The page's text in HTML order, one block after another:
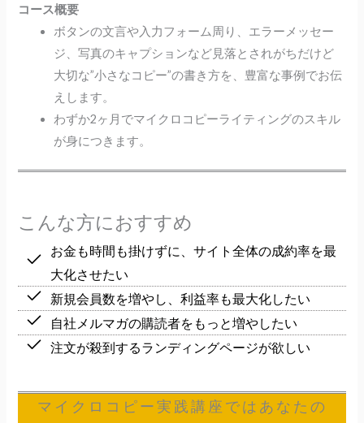
コース概要
ボタンの文言や入力フォーム周り、エラーメッセー
ジ、写真のキャプションなど見落とされがちだけど
大切な”小さなコピー”の書き方を、豊富な事例でお伝
えします。
わずか2ヶ月でマイクロコピーライティングのスキル
が身につきます。
こんな方におすすめ
お金も時間も掛けずに、サイト全体の成約率を最
大化させたい
新規会員数を増やし、利益率も最大化したい
自社メルマガの購読者をもっと増やしたい
注文が殺到するランディングページが欲しい
マイクロコピー実践講座では あなたの